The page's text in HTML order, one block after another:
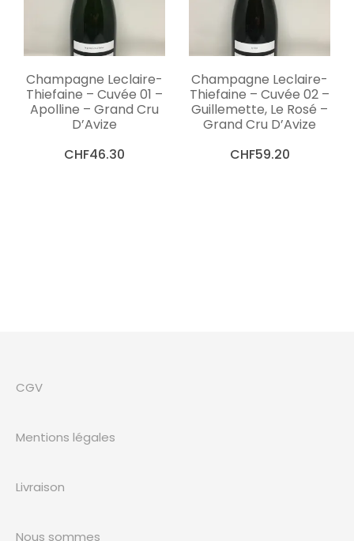
Champagne Leclaire-
Thiefaine – Cuvée 01 –
Apolline – Grand Cru
D’Avize
CHF46.30
Champagne Leclaire-
Thiefaine – Cuvée 02 –
Guillemette, Le Rosé –
Grand Cru D’Avize
CHF59.20
CGV
Mentions légales
Livraison
Nous sommes